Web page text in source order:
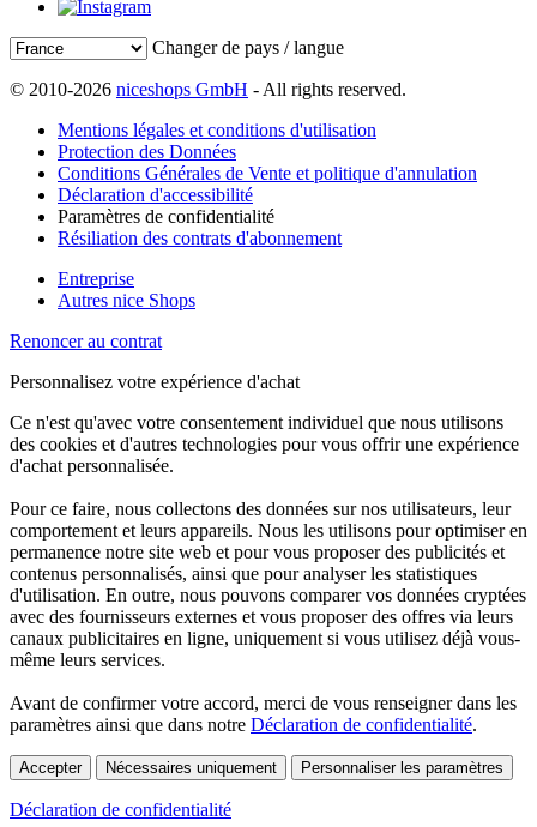
Changer de pays / langue
© 2010-2026 niceshops GmbH - All rights reserved.
Mentions légales et conditions d'utilisation
Protection des Données
Conditions Générales de Vente et politique d'annulation
Déclaration d'accessibilité
Paramètres de confidentialité
Résiliation des contrats d'abonnement
Entreprise
Autres nice Shops
Renoncer au contrat
Personnalisez votre expérience d'achat
Ce n'est qu'avec votre consentement individuel que nous utilisons
des cookies et d'autres technologies pour vous offrir une expérience
d'achat personnalisée.
Pour ce faire, nous collectons des données sur nos utilisateurs, leur
comportement et leurs appareils. Nous les utilisons pour optimiser en
permanence notre site web et pour vous proposer des publicités et
contenus personnalisés, ainsi que pour analyser les statistiques
d'utilisation. En outre, nous pouvons comparer vos données cryptées
avec des fournisseurs externes et vous proposer des offres via leurs
canaux publicitaires en ligne, uniquement si vous utilisez déjà vous-
même leurs services.
Avant de confirmer votre accord, merci de vous renseigner dans les
paramètres ainsi que dans notre Déclaration de confidentialité.
Accepter Nécessaires uniquement Personnaliser les paramètres
Déclaration de confidentialité